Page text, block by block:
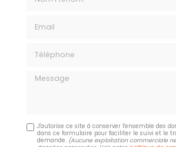
Message
J'autorise ce site à conserver l'ensemble des
dans ce formulaire pour faciliter le suivi et le
demande. (Aucune exploitation commerciale